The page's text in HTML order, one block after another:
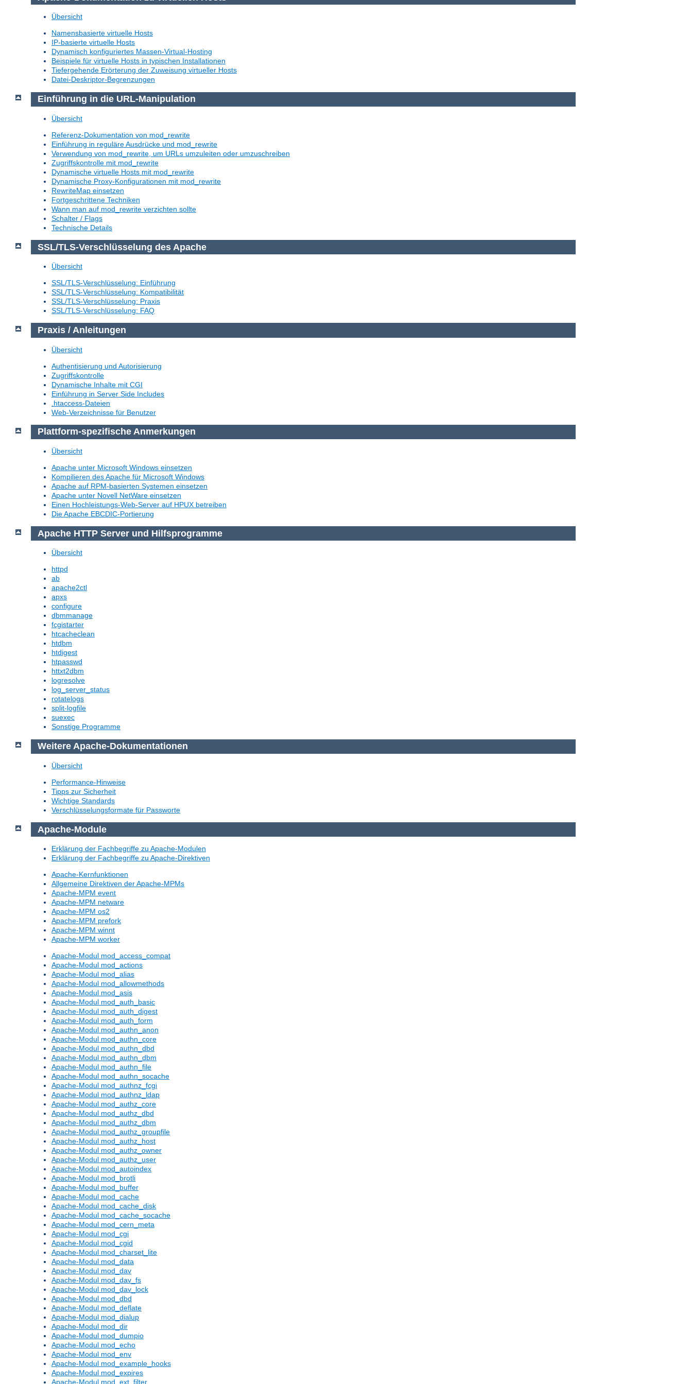
Übersicht
Namensbasierte virtuelle Hosts
IP-basierte virtuelle Hosts
Dynamisch konfiguriertes Massen-Virtual-Hosting
Beispiele für virtuelle Hosts in typischen Installationen
Tiefergehende Erörterung der Zuweisung virtueller Hosts
Datei-Deskriptor-Begrenzungen
Einführung in die URL-Manipulation
Übersicht
Referenz-Dokumentation von mod_rewrite
Einführung in reguläre Ausdrücke und mod_rewrite
Verwendung von mod_rewrite, um URLs umzuleiten oder umzuschreiben
Zugriffskontrolle mit mod_rewrite
Dynamische virtuelle Hosts mit mod_rewrite
Dynamische Proxy-Konfigurationen mit mod_rewrite
RewriteMap einsetzen
Fortgeschrittene Techniken
Wann man auf mod_rewrite verzichten sollte
Schalter / Flags
Technische Details
SSL/TLS-Verschlüsselung des Apache
Übersicht
SSL/TLS-Verschlüsselung: Einführung
SSL/TLS-Verschlüsselung: Kompatibilität
SSL/TLS-Verschlüsselung: Praxis
SSL/TLS-Verschlüsselung: FAQ
Praxis / Anleitungen
Übersicht
Authentisierung und Autorisierung
Zugriffskontrolle
Dynamische Inhalte mit CGI
Einführung in Server Side Includes
.htaccess-Dateien
Web-Verzeichnisse für Benutzer
Plattform-spezifische Anmerkungen
Übersicht
Apache unter Microsoft Windows einsetzen
Kompilieren des Apache für Microsoft Windows
Apache auf RPM-basierten Systemen einsetzen
Apache unter Novell NetWare einsetzen
Einen Hochleistungs-Web-Server auf HPUX betreiben
Die Apache EBCDIC-Portierung
Apache HTTP Server und Hilfsprogramme
Übersicht
httpd
ab
apache2ctl
apxs
configure
dbmmanage
fcgistarter
htcacheclean
htdbm
htdigest
htpasswd
httxt2dbm
logresolve
log_server_status
rotatelogs
split-logfile
suexec
Sonstige Programme
Weitere Apache-Dokumentationen
Übersicht
Performance-Hinweise
Tipps zur Sicherheit
Wichtige Standards
Verschlüsselungsformate für Passworte
Apache-Module
Erklärung der Fachbegriffe zu Apache-Modulen
Erklärung der Fachbegriffe zu Apache-Direktiven
Apache-Kernfunktionen
Allgemeine Direktiven der Apache-MPMs
Apache-MPM event
Apache-MPM netware
Apache-MPM os2
Apache-MPM prefork
Apache-MPM winnt
Apache-MPM worker
Apache-Modul mod_access_compat
Apache-Modul mod_actions
Apache-Modul mod_alias
Apache-Modul mod_allowmethods
Apache-Modul mod_asis
Apache-Modul mod_auth_basic
Apache-Modul mod_auth_digest
Apache-Modul mod_auth_form
Apache-Modul mod_authn_anon
Apache-Modul mod_authn_core
Apache-Modul mod_authn_dbd
Apache-Modul mod_authn_dbm
Apache-Modul mod_authn_file
Apache-Modul mod_authn_socache
Apache-Modul mod_authnz_fcgi
Apache-Modul mod_authnz_ldap
Apache-Modul mod_authz_core
Apache-Modul mod_authz_dbd
Apache-Modul mod_authz_dbm
Apache-Modul mod_authz_groupfile
Apache-Modul mod_authz_host
Apache-Modul mod_authz_owner
Apache-Modul mod_authz_user
Apache-Modul mod_autoindex
Apache-Modul mod_brotli
Apache-Modul mod_buffer
Apache-Modul mod_cache
Apache-Modul mod_cache_disk
Apache-Modul mod_cache_socache
Apache-Modul mod_cern_meta
Apache-Modul mod_cgi
Apache-Modul mod_cgid
Apache-Modul mod_charset_lite
Apache-Modul mod_data
Apache-Modul mod_dav
Apache-Modul mod_dav_fs
Apache-Modul mod_dav_lock
Apache-Modul mod_dbd
Apache-Modul mod_deflate
Apache-Modul mod_dialup
Apache-Modul mod_dir
Apache-Modul mod_dumpio
Apache-Modul mod_echo
Apache-Modul mod_env
Apache-Modul mod_example_hooks
Apache-Modul mod_expires
Apache-Modul mod_ext_filter